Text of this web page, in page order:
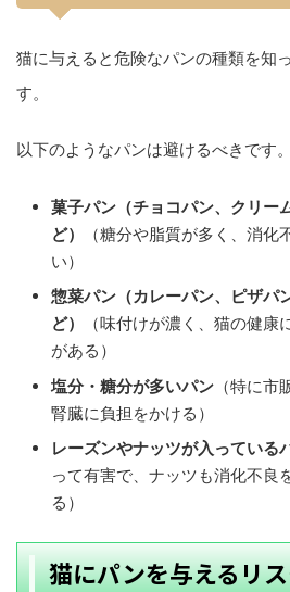
猫に与えると危険なパンの種類を知
す。
以下のようなパンは避けるべきです。
菓子パン（チョコパン、クリー
ど）
（糖分や脂質が多く、消化
い）
惣菜パン（カレーパン、ピザパ
ど）
（味付けが濃く、猫の健
がある）
塩分・糖分が多いパン （特に市
腎臓に負担をかける）
レーズンやナッツが入っている
って有害で、ナッツも消化不良
る）
猫にパンを与えるリ